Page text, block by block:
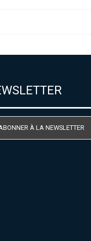
À LA NEWSLETTER